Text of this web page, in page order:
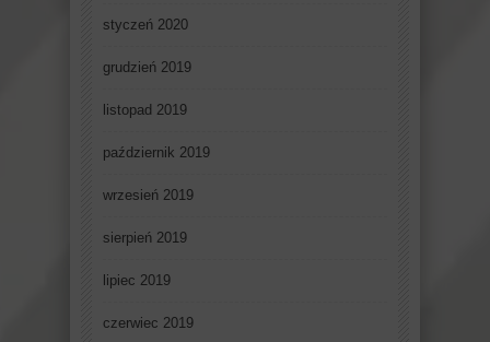
styczeń 2020
grudzień 2019
listopad 2019
październik 2019
wrzesień 2019
sierpień 2019
lipiec 2019
czerwiec 2019